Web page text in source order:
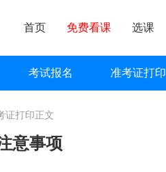
首页 免费看课 选课
考试报名 准考证打印
证打印正文
意事项